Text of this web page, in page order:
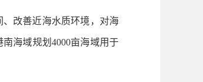
改善近海水质环境，对海
海域规划4000亩海域用于